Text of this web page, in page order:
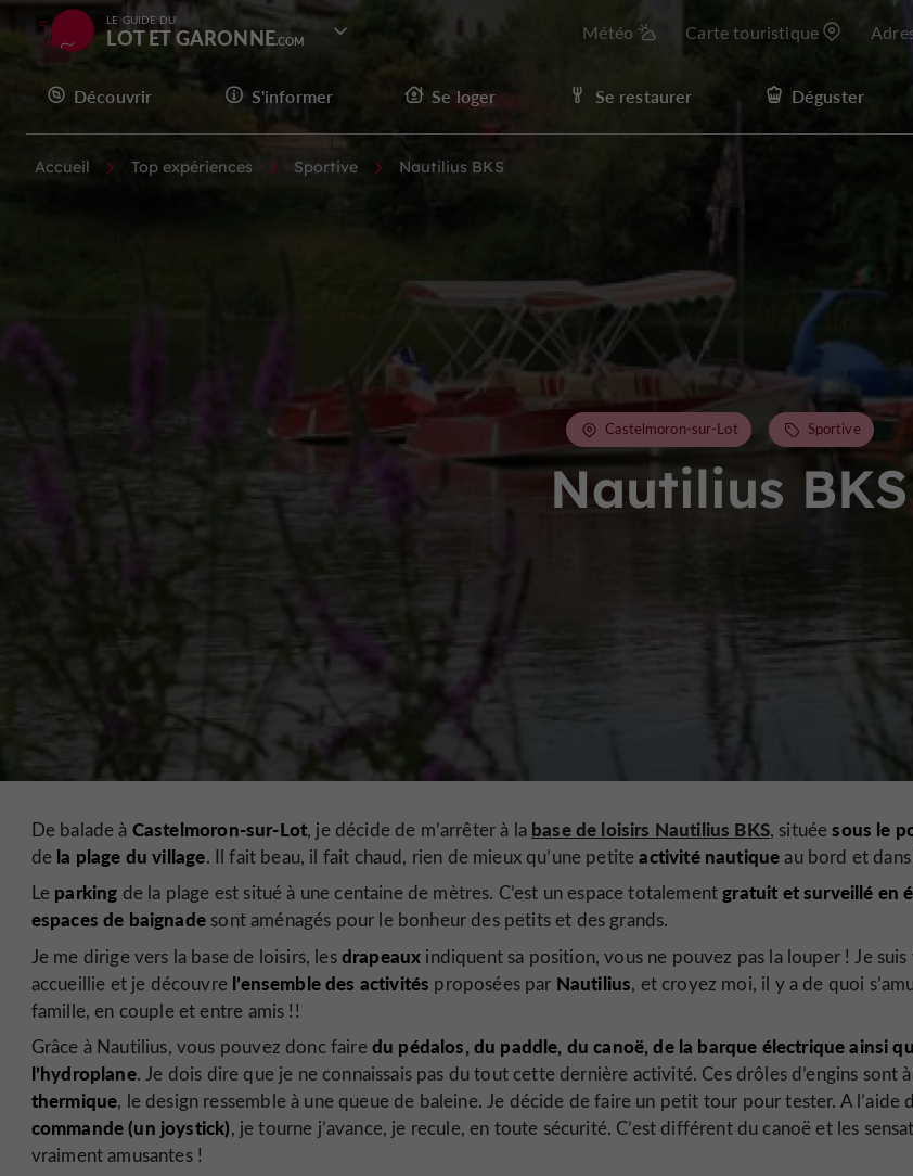
LE GUIDE DU
LOT ET GARONNE Météo Carte touristique
Découvrir S'informer Se loger Se restaurer Déguster
Accueil Top expériences Sportive Nautilius BKS
Nautilius BKS
Castelmoron-sur-Lot Sportive
De balade à Castelmoron-sur-Lot, je décide de m’arrêter à la base de loisirs Nautilius BKS, situéesous le
de la plage du village. Il fait beau, il fait chaud, rien de mieux qu’une petiteactivité nautiqueau bord et dans
Le parking de la plage est situé à une centaine de mètres. C’est un espace totalementgratuit et surveillé en
espaces de baignade sont aménagés pour le bonheur des petits et des grands.
Je me dirige vers la base de loisirs, lesdrapeaux indiquent sa position, vous ne pouvez pas la louper ! Je
accueillie et je découvre l’ensemble des activités proposées par Nautilius, et croyez moi, il y a de quoi
famille, en couple et entre amis !!
Grâce à Nautilius, vous pouvez donc fairedu pédalos, du paddle, du canoë, de la barque électrique ainsi
l’hydroplane. Je dois dire que je ne connaissais pas du tout cette dernière activité. Ces drôles d’engins sont à
thermique, le design ressemble à une queue de baleine. Je décide de faire un petit tour pour tester. A l’aide
commande (un joystick), je tourne j’avance, je recule, en toute sécurité. C’est différent du canoë et les
vraiment amusantes !